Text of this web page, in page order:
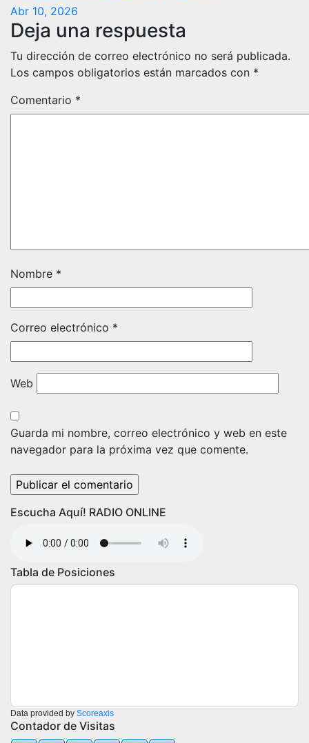
Abr 10, 2026
Deja una respuesta
Tu dirección de correo electrónico no será publicada.
Los campos obligatorios están marcados con *
Comentario *
Nombre *
Correo electrónico *
Web
Guarda mi nombre, correo electrónico y web en este
navegador para la próxima vez que comente.
Escucha Aquí! RADIO ONLINE
Tabla de Posiciones
Data provided by Scoreaxis
Contador de Visitas